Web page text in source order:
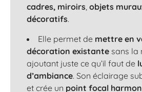
cadres, miroirs objets
décoratifs.
Elle permet de mettre en
décoration existante sans la
ajoutant juste ce qu’il faut de
d’ambiance. Son éclairage
et crée un point focal